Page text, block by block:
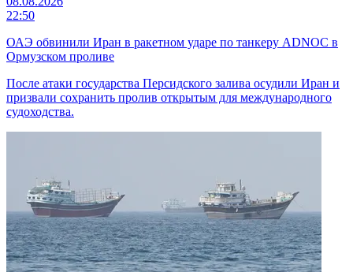
22:50
ОАЭ обвинили Иран в ракетном ударе по танкеру ADNOC в
Ормузском проливе
После атаки государства Персидского залива осудили Иран и
призвали сохранить пролив открытым для международного
судоходства.